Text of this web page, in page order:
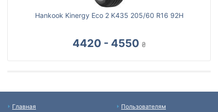
Hankook Kinergy Eco 2 K435 205/60 R16 92H
4420 - 4550 ₴
Главная
Пользователям